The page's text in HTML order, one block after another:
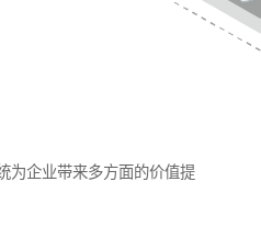
为企业带来多方面的价值提